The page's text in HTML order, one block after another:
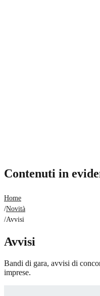
Contenuti in
Home
/Novità
/Avvisi
Avvisi
Bandi di gara, avvisi di
imprese.